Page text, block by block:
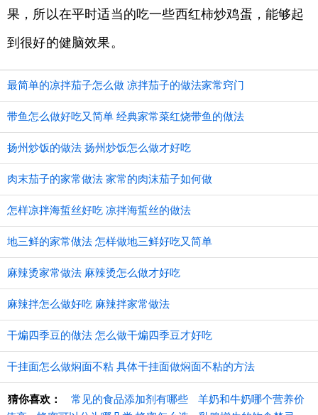
果，所以在平时适当的吃一些西红柿炒鸡蛋，能够起
到很好的健脑效果。
最简单的凉拌茄子怎么做 凉拌茄子的做法家常窍门
带鱼怎么做好吃又简单 经典家常菜红烧带鱼的做法
扬州炒饭的做法 扬州炒饭怎么做才好吃
肉末茄子的家常做法 家常的肉沫茄子如何做
怎样凉拌海蜇丝好吃 凉拌海蜇丝的做法
地三鲜的家常做法 怎样做地三鲜好吃又简单
麻辣烫家常做法 麻辣烫怎么做才好吃
麻辣拌怎么做好吃 麻辣拌家常做法
干煸四季豆的做法 怎么做干煸四季豆才好吃
干挂面怎么做焖面不粘 具体干挂面做焖面不粘的方法
猜你喜欢： 常见的食品添加剂有哪些
羊奶和牛奶哪个营养价